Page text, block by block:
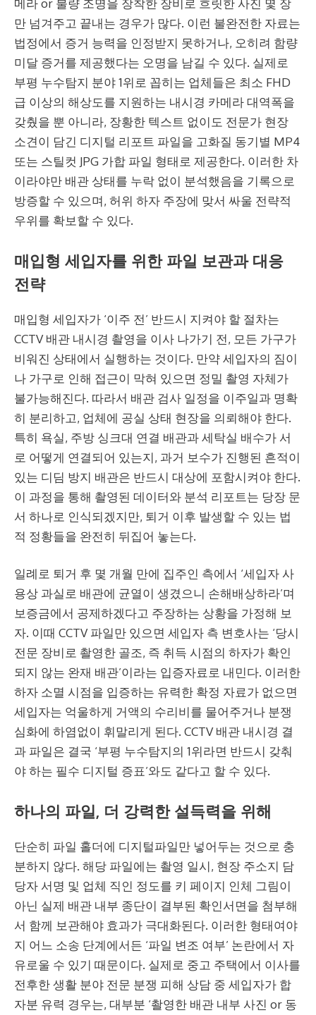
메라 or 불량 조명을 장착한 장비로 흐릿한 사진 몇 장
만 넘겨주고 끝내는 경우가 많다. 이런 불완전한 자료는
법정에서 증거 능력을 인정받지 못하거나, 오히려 함량
미달 증거를 제공했다는 오명을 남길 수 있다. 실제로
부평 누수탐지 분야 1위로 꼽히는 업체들은 최소 FHD
급 이상의 해상도를 지원하는 내시경 카메라 대역폭을
갖췄을 뿐 아니라, 장황한 텍스트 없이도 전문가 현장
소견이 담긴 디지털 리포트 파일을 고화질 동기별 MP4
또는 스틸컷 JPG 가합 파일 형태로 제공한다. 이러한 차
이라야만 배관 상태를 누락 없이 분석했음을 기록으로
방증할 수 있으며, 허위 하자 주장에 맞서 싸울 전략적
우위를 확보할 수 있다.
매입형 세입자를 위한 파일 보관과 대응
전략
매입형 세입자가 ‘이주 전’ 반드시 지켜야 할 절차는
CCTV 배관 내시경 촬영을 이사 나가기 전, 모든 가구가
비워진 상태에서 실행하는 것이다. 만약 세입자의 짐이
나 가구로 인해 접근이 막혀 있으면 정밀 촬영 자체가
불가능해진다. 따라서 배관 검사 일정을 이주일과 명확
히 분리하고, 업체에 공실 상태 현장을 의뢰해야 한다.
특히 욕실, 주방 싱크대 연결 배관과 세탁실 배수가 서
로 어떻게 연결되어 있는지, 과거 보수가 진행된 흔적이
있는 디딤 방지 배관은 반드시 대상에 포함시켜야 한다.
이 과정을 통해 촬영된 데이터와 분석 리포트는 당장 문
서 하나로 인식되겠지만, 퇴거 이후 발생할 수 있는 법
적 정황들을 완전히 뒤집어 놓는다.
일례로 퇴거 후 몇 개월 만에 집주인 측에서 ‘세입자 사
용상 과실로 배관에 균열이 생겼으니 손해배상하라’며
보증금에서 공제하겠다고 주장하는 상황을 가정해 보
자. 이때 CCTV 파일만 있으면 세입자 측 변호사는 ‘당시
전문 장비로 촬영한 골조, 즉 취득 시점의 하자가 확인
되지 않는 완재 배관’이라는 입증자료로 내민다. 이러한
하자 소멸 시점을 입증하는 유력한 확정 자료가 없으면
세입자는 억울하게 거액의 수리비를 물어주거나 분쟁
심화에 하염없이 휘말리게 된다. CCTV 배관 내시경 결
과 파일은 결국 ‘부평 누수탐지의 1위라면 반드시 갖춰
야 하는 필수 디지털 증표’와도 같다고 할 수 있다.
하나의 파일, 더 강력한 설득력을 위해
단순히 파일 홀더에 디지털파일만 넣어두는 것으로 충
분하지 않다. 해당 파일에는 촬영 일시, 현장 주소지 담
당자 서명 및 업체 직인 정도를 키 페이지 인체 그림이
아닌 실제 배관 내부 종단이 결부된 확인서면을 첨부해
서 함께 보관해야 효과가 극대화된다. 이러한 형태여야
지 어느 소송 단계에서든 ‘파일 변조 여부’ 논란에서 자
유로울 수 있기 때문이다. 실제로 중고 주택에서 이사를
전후한 생활 분야 전문 분쟁 피해 상담 중 세입자가 합
자분 유력 경우는, 대부분 ‘촬영한 배관 내부 사진 or 동